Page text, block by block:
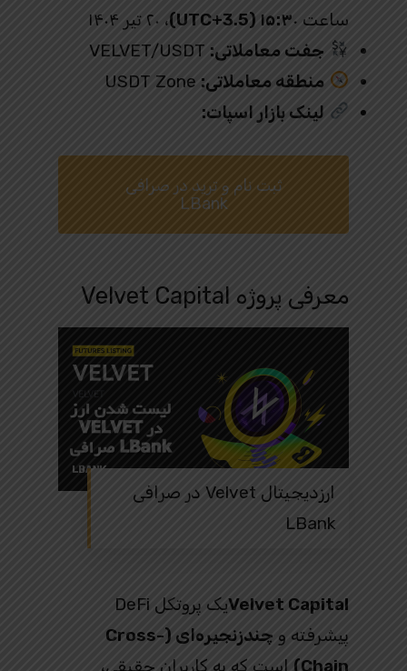
ساعت ۱۵:۳۰ (UTC+3.5)
، ۲۰ تیر ۱۴۰۴
جفت معاملاتی:
منطقه معاملاتی:
لینک بازار اسپات:
ثبت نام و ترید در صرافی
LBank
معرفی پروژه Velvet Capital
ارزدیجیتال Velvet در صرافی
LBank
Velvet Capital
یک پروتکل DeFi
پیشرفته و
چندزنجیره‌ای (Cross-
Chain)
است که به کاربران حقیقی،